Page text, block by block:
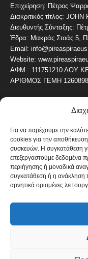
Για να παρέχουμε την
cookies για την
συσκευών. Η συγκατάθεση
επεξεργαστούμε δεδομένα
περιήγησης ή μοναδικά
συγκατάθεση ή η ανάκληση
αρνητικά ορισμένες
Επιχείρηση: Πέτρος
Διακριτικός τίτλος:
Διευθυντής Σύνταξης:
Έδρα: Μακράς Στοάς 5,
Email:
Website:
ΑΦΜ : 111751210 ΔΟΥ
ΑΡΙΘΜΟΣ ΓΕΜΗ
ΔΗΜΟΦΙΛΗ ΚΑΤΗΓΟΡΙΑ
ΝΕΑ ΤΟΥ ΠΕΙΡΑΙΑ
ΟΛΥΜΠΙΑΚΟΣ
ΑΛΛΑ ΚΟΙΝΩΝΙΚΑ
ΕΙΔΗΣΕΙΣ ΝΑΥΤΙΛΙΑ
ΟΙΚΟΝΟΜΙΚΑ
ΚΑΛΛΙΤΕΧΝΙΚΑ